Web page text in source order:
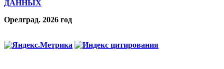
ДАННЫХ
Орелград. 2026 год